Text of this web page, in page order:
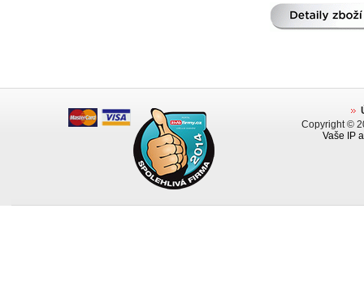
Copyright ©
Vaše IP